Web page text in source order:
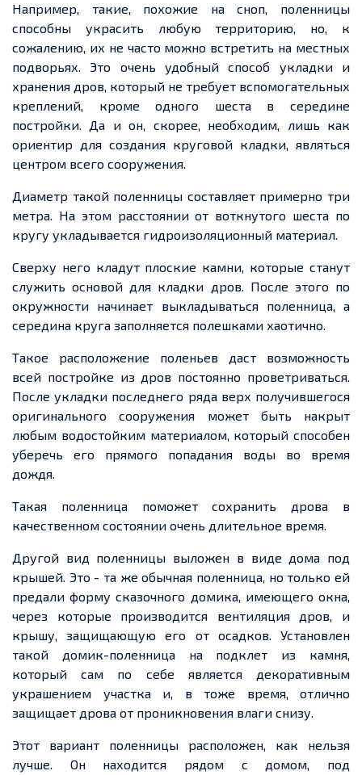
Например, такие, похожие на сноп, поленницы
способны украсить любую территорию, но, к
сожалению, их не часто можно встретить на местных
подворьях. Это очень удобный способ укладки и
хранения дров, который не требует вспомогательных
креплений, кроме одного шестав середине
постройки. Да и он, скорее, необходим, лишь как
ориентир для создания круговой кладки, являться
центром всего сооружения.
Диаметр такой поленницы составляет примерно три
метра. На этом расстоянии от воткнутого шеста по
кругу укладывается гидроизоляционный материал.
Сверху него кладут плоские камни, которые станут
служить основой для кладки дров. После этого по
окружности начинает выкладываться поленница, а
середина круга заполняется полешками хаотично.
Такое расположение поленьев даст возможность
всей постройке из дров постоянно проветриваться.
После укладки последнего ряда верх получившегося
оригинального сооружения может быть накрыт
любым водостойким материалом, который способен
уберечь его прямого попадания воды во время
дождя.
Такая поленница поможет сохранить дрова в
качественном состоянии очень длительное время.
Другой вид поленницы выложен в виде дома под
крышей. Это - та же обычная поленница, но только ей
предали форму сказочного домика, имеющего окна,
через которые производится вентиляция дров, и
крышу, защищающую его от осадков. Установлен
такой домик-поленница на подклет из камня,
который сам по себе является декоративным
украшением участка и, в тоже время, отлично
защищает дрова от проникновения влаги снизу.
Этот вариант поленницы расположен, как нельзя
лучше. Он находится рядом с домом, под